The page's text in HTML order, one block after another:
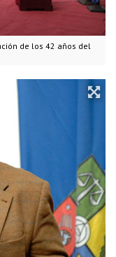
de los 42 años del